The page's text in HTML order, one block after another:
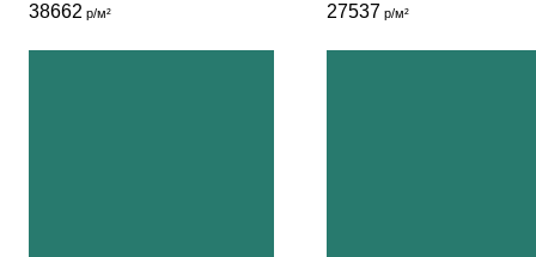
38662 р/м² 27537 р/м²